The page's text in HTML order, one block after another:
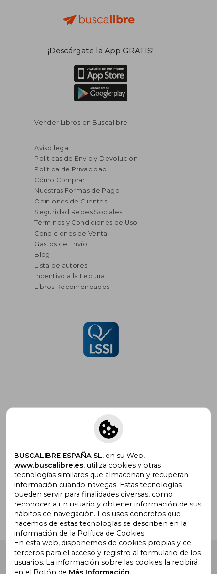
¡Descárgate la App GRATIS!
Vender Libros en Buscalibre
Aviso legal
Políticas de Envío y Devolución
Política de Privacidad
Cómo Comprar
Nuestras Formas de Pago
Opiniones de Clientes
Seguridad Redes Sociales
Términos y Condiciones de Uso
Condiciones de Venta
Gastos de Envío
Blog
Lista de autores
Incentivo a la Lectura
Libros Recomendados
Suscríbete para recibir ofertas y
promociones
¿Necesitas ayuda?
Ir a Centro de Soporte
Buscalibre España . Calle Energía, 65, Nave 3 (08940),
Cornellà de Llobregat, Barcelona. Derechos Reservados.
BUSCALIBRE ESPAÑA SL, en su Web,
www.buscalibre.es, utiliza cookies y otras
tecnologías similares que almacenan y recuperan
información cuando navegas. Estas tecnologías
pueden servir para finalidades diversas, como
reconocer a un usuario y obtener información de sus
hábitos de navegación. Los usos concretos que
hacemos de estas tecnologías se describen en la
información de la Política de Cookies.
En esta web, disponemos de cookies propias y de
terceros para el acceso y registro al formulario de los
usuarios. La información sobre las cookies la recibirá
en el Botón de Más Información.